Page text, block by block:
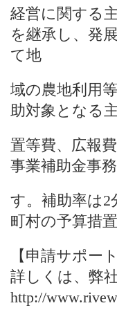
経営に関する
を継承し、発
て地
域の農地利用
助対象となる
置等費、広報
事業補助金事
す。補助率は
町村の予算措
【申請サポー
詳しくは、 弊
http://